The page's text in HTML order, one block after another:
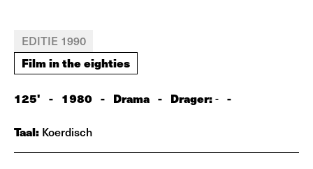
EDITIE 1990
Film in the eighties
125' - 1980 - Drama - Drager:- -
Taal: Koerdisch